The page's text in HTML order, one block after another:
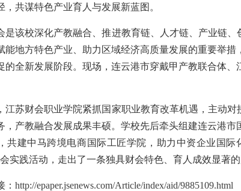
，共谋特色产业育人与发展新蓝图。
是该校深化产教融合、推进教育链、人才链、产业链
能地方特色产业、助力区域经济高质量发展的重要举
的全新发展阶段。现场，连云港市穿戴甲产教联合体
江苏财会职业学院紧抓国家职业教育改革机遇，主动
，产教融合发展成果丰硕。学校先后牵头组建连云港
共建中马跨境电商国际工匠学院，助力中资企业国际
实践活动，走出了一条独具财会特色、育人成效显著的
： http://epaper.jsenews.com/Article/index/aid/9885109.html